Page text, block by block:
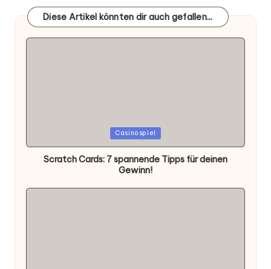
Diese Artikel könnten dir auch gefallen...
in
Casinospiel
Scratch Cards: 7 spannende Tipps für deinen
Gewinn!